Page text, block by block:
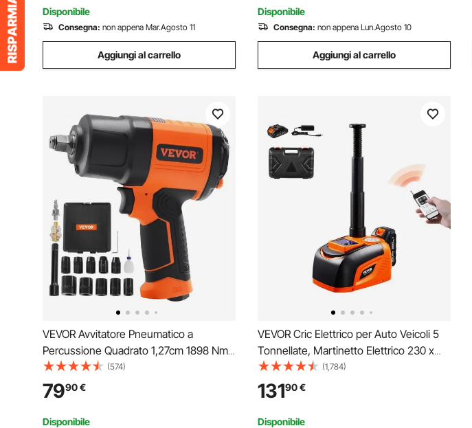
Garage Officina Auto Camion
Disponibile
Consegna: non appena Mar.Agosto 11
Aggiungi al carrello
da Officina Garage
Disponibile
Consegna: non appena Lun.Agosto 10
Aggiungi al carrello
VEVOR Avvitatore Pneumatico a
Percussione Quadrato 1,27cm 1898 Nm,
Avvitatore Pneumatico a Impulsi
Pressione tra 6,2-8,3bar Velocità Max.
8000giri/min per Riparazioni Auto Veicoli
da Officina Garage
(574)
7990€
Disponibile
VEVOR Cric Elettrico per Auto Veicoli 5
Tonnellate, Martinetto Elettrico 230 x
160 x 160 mm, Martinetto per
Sostituzione Pneumatici con Luce LED
Telecomando, Kit Cric Portatile da
Garage Officina
(1,784)
13190€
Disponibile